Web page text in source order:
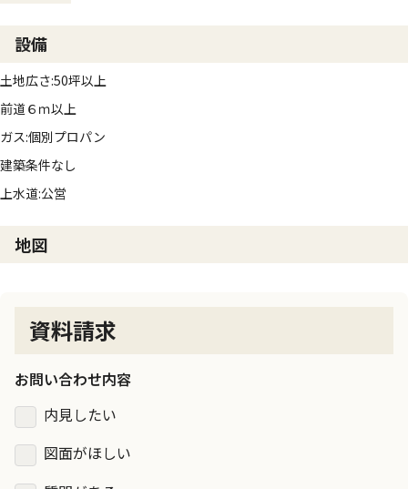
設備
土地広さ:50坪以上
前道６ｍ以上
ガス:個別プロパン
建築条件なし
上水道:公営
地図
資料請求
お問い合わせ内容
内見したい
図面がほしい